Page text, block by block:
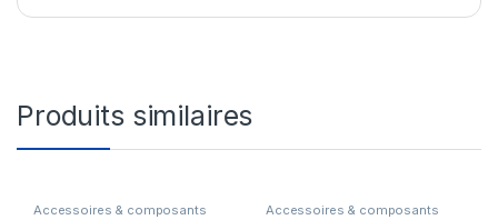
Produits similaires
Accessoires & composants Accessoires & composants